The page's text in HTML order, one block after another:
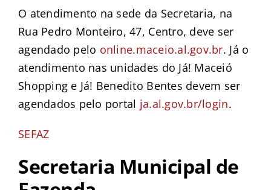
O atendimento na sede da Secretaria, na
Rua Pedro Monteiro, 47, Centro, deve ser
agendado pelo online.maceio.al.gov.br. Já o
atendimento nas unidades do Já! Maceió
Shopping e Já! Benedito Bentes devem ser
agendados pelo portal ja.al.gov.br/login.
SEFAZ
Secretaria Municipal de